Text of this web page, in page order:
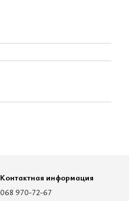
Контактная информация
068 970-72-67